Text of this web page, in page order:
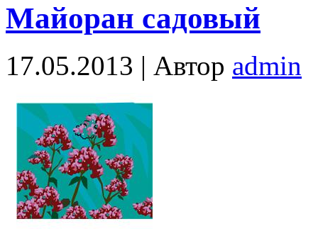
Майоран садовый
17.05.2013 | Автор admin